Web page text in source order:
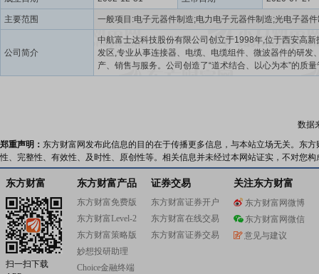
主要范围
公司简介
中航富士达科技股份有限公司创立于1998年,位于西安高新
发区,专业从事连接器、电缆、电缆组件、微波器件的研发
产、销售与服务。公司创造了“道术结合、以心为本”的质
企业管理模式,是国家知识产权试点单位、重点专精特新“小
于航空航天、军工防务、民用通信等领域,远销东南亚、欧
际市场。
数据
郑重声明： 东方财富网发布此信息的目的在于传播更多信息，与本站立场无关。东
性、完整性、有效性、及时性、原创性等。相关信息并未经过本网站证实，不对您
东方财富
扫一扫下载
东方财富产品
东方财富免费版
东方财富Level-2
东方财富策略版
妙想投研助理
Choice金融终端
证券交易
东方财富证券开户
东方财富在线交易
东方财富证券交易
关注东方财富
东方财富网微博
东方财富网微信
意见与建议